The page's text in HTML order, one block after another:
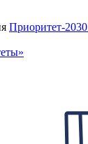
Приоритет-2030